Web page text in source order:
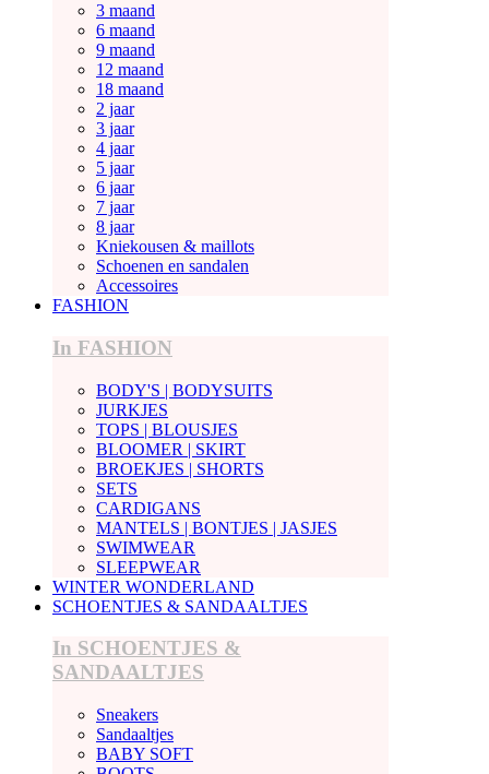
3 maand
6 maand
9 maand
12 maand
18 maand
2 jaar
3 jaar
4 jaar
5 jaar
6 jaar
7 jaar
8 jaar
Kniekousen & maillots
Schoenen en sandalen
Accessoires
FASHION
In FASHION
BODY'S | BODYSUITS
JURKJES
TOPS | BLOUSJES
BLOOMER | SKIRT
BROEKJES | SHORTS
SETS
CARDIGANS
MANTELS | BONTJES | JASJES
SWIMWEAR
SLEEPWEAR
WINTER WONDERLAND
SCHOENTJES & SANDAALTJES
In SCHOENTJES &
SANDAALTJES
Sneakers
Sandaaltjes
BABY SOFT